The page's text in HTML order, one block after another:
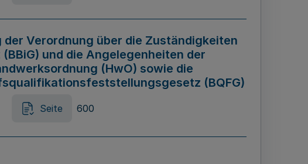
Verordnung über die Zuständigkeiten
und die Angelegenheiten der
(HwO) sowie die
(BQFG)
Seite 600